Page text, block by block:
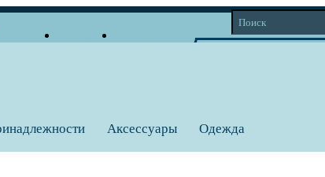
Аксессуары Одежда